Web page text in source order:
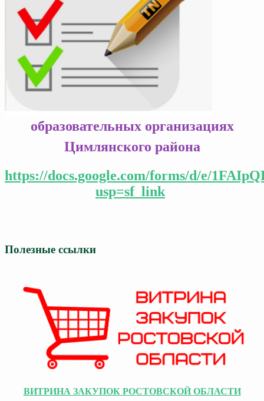
образовательных организациях
Цимлянского района
https://docs.google.com/forms/d/e/
usp=sf_link
Полезные ссылки
ВИТРИНА ЗАКУПОК РОСТОВСКОЙ ОБЛАСТИ